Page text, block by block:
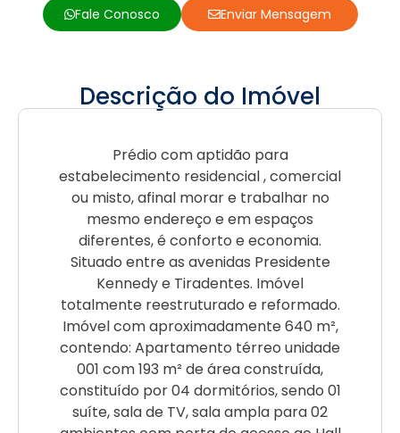
Fale Conosco Enviar Mensagem
Descrição do Imóvel
Prédio com aptidão para
estabelecimento residencial , comercial
ou misto, afinal morar e trabalhar no
mesmo endereço e em espaços
diferentes, é conforto e economia.
Situado entre as avenidas Presidente
Kennedy e Tiradentes. Imóvel
totalmente reestruturado e reformado.
Imóvel com aproximadamente 640 m²,
contendo: Apartamento térreo unidade
001 com 193 m² de área construída,
constituído por 04 dormitórios, sendo 01
suíte, sala de TV, sala ampla para 02